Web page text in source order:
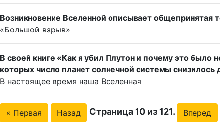
Возникновение Вселенной описывает общепринятая
«Большой взрыв»
В своей книге «Как я убил Плутон и почему это было
которых число планет солнечной системы снизилось
В настоящее время наша Вселенная
« Первая Назад Страница 10 из 121.
Вперед